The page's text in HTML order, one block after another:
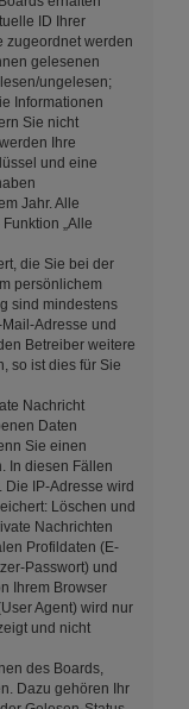
ID Ihrer
zugeordnet werden
gelesenen
ungelesen;
Informationen
Sie nicht
Ihre
und eine
Jahr. Alle
„Alle
die Sie bei der
persönlichem
sind mindestens
Adresse und
Betreiber weitere
so ist dies für Sie
Nachricht
Daten
Sie einen
In diesen Fällen
IP-Adresse wird
Löschen und
Nachrichten
Profildaten (E-
Passwort) und
Ihrem Browser
Agent) wird nur
und nicht
des Boards,
Dazu gehören Ihr